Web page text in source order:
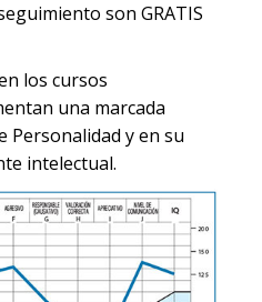
son GRATIS
los cursos
una marcada
Personalidad y en su
intelectual.